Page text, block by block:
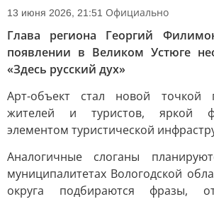
13 июня 2026, 21:51 Официально
Глава региона Георгий
появлении в Великом Устюге
«Здесь русский дух»
Арт-объект стал новой точкой
жителей и туристов, яркой
элементом туристической
Аналогичные слоганы
муниципалитетах Вологодской
округа подбираются фразы,